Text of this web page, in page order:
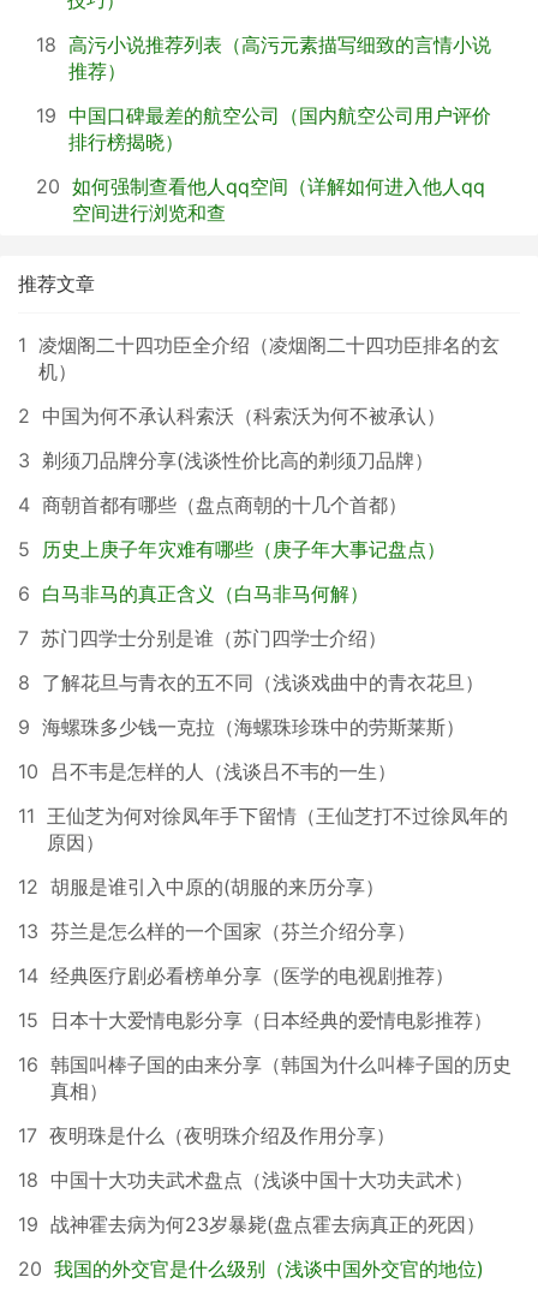
18 高污小说推荐列表（高污元素描写细致的言情小说
推荐）
19 中国口碑最差的航空公司（国内航空公司用户评价
排行榜揭晓）
20 如何强制查看他人qq空间（详解如何进入他人qq
空间进行浏览和查
推荐文章
1 凌烟阁二十四功臣全介绍（凌烟阁二十四功臣排名的玄
机）
2 中国为何不承认科索沃（科索沃为何不被承认）
3 剃须刀品牌分享(浅谈性价比高的剃须刀品牌）
4 商朝首都有哪些（盘点商朝的十几个首都）
5 历史上庚子年灾难有哪些（庚子年大事记盘点）
6 白马非马的真正含义（白马非马何解）
7 苏门四学士分别是谁（苏门四学士介绍）
8 了解花旦与青衣的五不同（浅谈戏曲中的青衣花旦）
9 海螺珠多少钱一克拉（海螺珠珍珠中的劳斯莱斯）
10
吕不韦是怎样的人（浅谈吕不韦的一生）
11 王仙芝为何对徐凤年手下留情（王仙芝打不过徐凤年的
原因）
12 胡服是谁引入中原的(胡服的来历分享）
13 芬兰是怎么样的一个国家（芬兰介绍分享）
14 经典医疗剧必看榜单分享（医学的电视剧推荐）
15
日本十大爱情电影分享（日本经典的爱情电影推荐）
16 韩国叫棒子国的由来分享（韩国为什么叫棒子国的历史
真相）
17 夜明珠是什么（夜明珠介绍及作用分享）
18 中国十大功夫武术盘点（浅谈中国十大功夫武术）
19 战神霍去病为何23岁暴毙(盘点霍去病真正的死因）
20 我国的外交官是什么级别（浅谈中国外交官的地位)